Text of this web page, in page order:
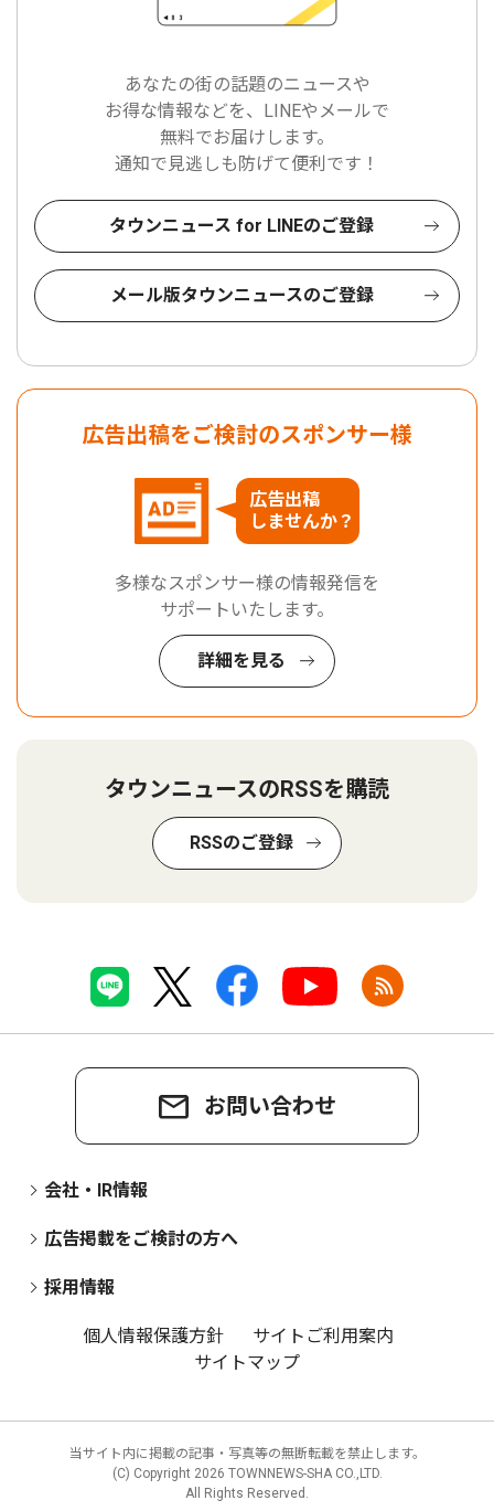
あなたの街の話題のニュースや
お得な情報などを、LINEやメールで
無料でお届けします。
通知で見逃しも防げて便利です！
タウンニュース for LINEのご登録
メール版タウンニュースのご登録
広告出稿をご検討のスポンサー様
広告出稿
しませんか？
多様なスポンサー様の情報発信を
サポートいたします。
詳細を見る
タウンニュースのRSSを購読
RSSのご登録
お問い合わせ
会社・IR情報
広告掲載をご検討の方へ
採用情報
個人情報保護方針
サイトご利用案内
サイトマップ
当サイト内に掲載の記事・写真等の無断転載を禁止します。
(C) Copyright 2026 TOWNNEWS-SHA CO.,LTD.
All Rights Reserved.